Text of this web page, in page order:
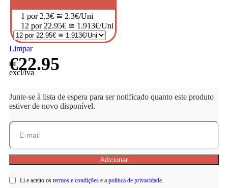
1 por 2.3€ ≅ 2.3€/Uni
12 por 22.95€ ≅ 1.913€/Uni
Limpar
€22.95
excl/iva
Junte-se à lista de espera para ser notificado quanto este produto
estiver de novo disponível.
Li e aceito os termos e condições e a política de privacidade.